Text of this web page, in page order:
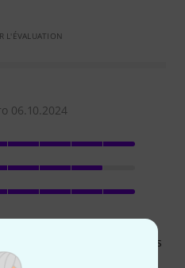
L'ÉVALUATION
06.10.2024
avec une guitare pas
,alors que je n'en avais pas
, et j'en